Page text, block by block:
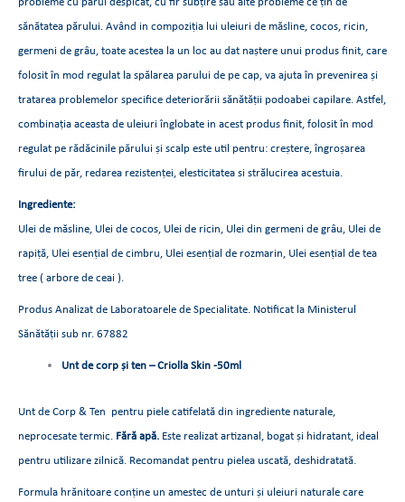
sănătatea părului. Având in compoziția lui uleiuri de măsline, cocos, ricin,
germeni de grâu, toate acestea la un loc au dat naștere unui produs finit, care
folosit în mod regulat la spălarea parului de pe cap, va ajuta în prevenirea și
tratarea problemelor specifice deteriorării sănătății podoabei capilare. Astfel,
combinația aceasta de uleiuri înglobate in acest produs finit, folosit în mod
regulat pe rădăcinile părului și scalp este util pentru: creștere, îngroșarea
firului de păr, redarea rezistenței, elesticitatea si strălucirea acestuia.
Ingrediente:
Ulei de măsline, Ulei de cocos, Ulei de ricin, Ulei din germeni de grâu, Ulei de
rapiță, Ulei esențial de cimbru, Ulei esențial de rozmarin, Ulei esențial de tea
tree ( arbore de ceai ).
Produs Analizat de Laboratoarele de Specialitate. Notificat la Ministerul
Sănătății sub nr. 67882
Unt de corp și ten –Criolla Skin -50ml
Unt de Corp & Ten pentru piele catifelată din ingrediente naturale,
neprocesate termic. Fără apă. Este realizat artizanal, bogat și hidratant, ideal
pentru utilizare zilnică. Recomandat pentru pielea uscată, deshidratată.
Formula hrănitoare conține un amestec de unturi și uleiuri naturale care